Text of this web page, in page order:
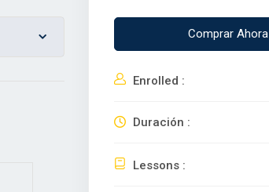
Comprar Ahora
Enrolled :
Duración :
Lessons :